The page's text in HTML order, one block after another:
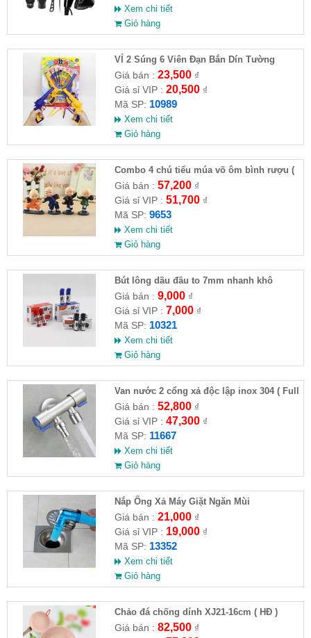
Xem chi tiết
Giỏ hàng
VỈ 2 Súng 6 Viên Đạn Bắn Dín Tường
Giá bán : 23,500₫
Giá sỉ VIP : 20,500₫
Mã SP: 10989
Xem chi tiết
Giỏ hàng
Combo 4 chú tiểu múa võ ôm bình rượu (
HĐ )
Giá bán : 57,200₫
Giá sỉ VIP : 51,700₫
Mã SP: 9653
Xem chi tiết
Giỏ hàng
Bút lông dầu đầu to 7mm nhanh khô
Giá bán : 9,000₫
Giá sỉ VIP : 7,000₫
Mã SP: 10321
Xem chi tiết
Giỏ hàng
Van nước 2 cổng xả độc lập inox 304 ( Full
VAT )
Giá bán : 52,800₫
Giá sỉ VIP : 47,300₫
Mã SP: 11667
Xem chi tiết
Giỏ hàng
Nắp Ống Xả Máy Giặt Ngăn Mùi
Giá bán : 21,000₫
Giá sỉ VIP : 19,000₫
Mã SP: 13352
Xem chi tiết
Giỏ hàng
Chảo đá chống dính XJ21-16cm ( HĐ )
Giá bán : 82,500₫